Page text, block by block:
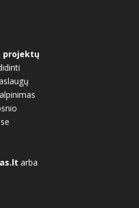
projektų
arba